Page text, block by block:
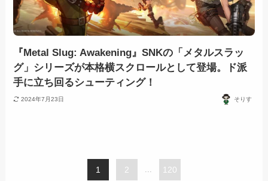
『Metal Slug: Awakening』SNKの「メタルスラッ
グ」シリーズが本格横スクロールとして登場。ド派
手に立ち回るシューティング！
2024年7月23日 そりす
1 2 120